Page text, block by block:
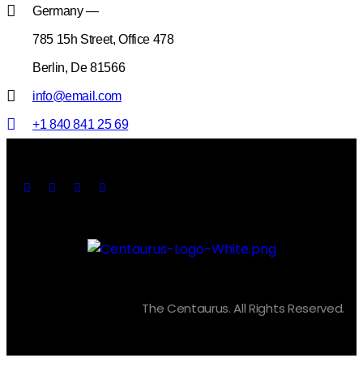
Germany —
785 15h Street, Office 478
Berlin, De 81566
info@email.com
+1 840 841 25 69
The Centaurus. All Rights Reserved.